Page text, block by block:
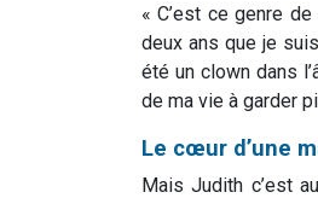
« C’est ce genre
deux ans que je
été un clown dans
de ma vie à garder
Le cœur d’une
Mais Judith c’est